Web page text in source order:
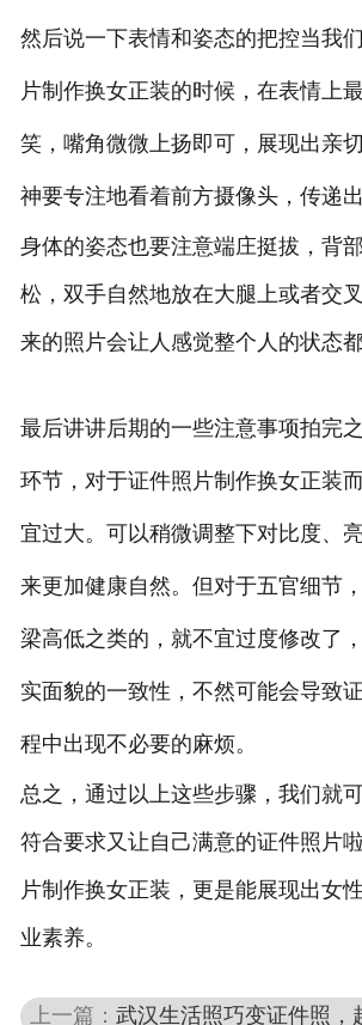
然后说一下表情和姿态的把控当我
片制作换女正装的时候，在表情上
笑，嘴角微微上扬即可，展现出亲
神要专注地看着前方摄像头，传递
身体的姿态也要注意端庄挺拔，背
松，双手自然地放在大腿上或者交
来的照片会让人感觉整个人的状态
最后讲讲后期的一些注意事项拍完
环节，对于证件照片制作换女正装
宜过大。可以稍微调整下对比度、
来更加健康自然。但对于五官细节
梁高低之类的，就不宜过度修改了
实面貌的一致性，不然可能会导致
程中出现不必要的麻烦。
总之，通过以上这些步骤，我们就
符合要求又让自己满意的证件照片
片制作换女正装，更是能展现出女
业素养。
上一篇：武汉生活照巧变证件照，